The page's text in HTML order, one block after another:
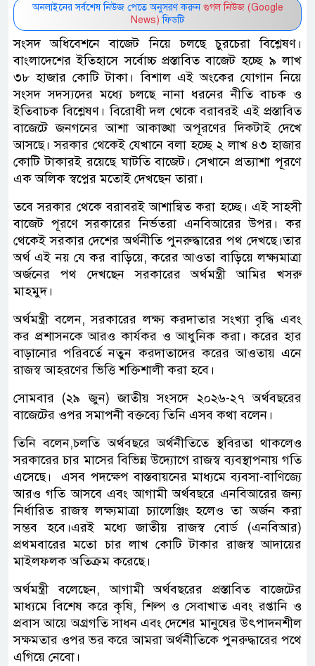
অনলাইনের সর্বশেষ নিউজ পেতে অনুসরণ করুন গুগল নিউজ (Google
News) ফিডটি
সংসদ অধিবেশনে বাজেট নিয়ে চলছে চুরচেরা বিশ্লেষণ।
বাংলাদেশের ইতিহাসে সর্বোচ্চ প্রস্তাবিত বাজেট হচ্ছে ৯ লাখ
৩৮ হাজার কোটি টাকা। বিশাল এই অংকের যোগান নিয়ে
সংসদ সদস্যদের মধ্যে চলছে নানা ধরনের নীতি বাচক ও
ইতিবাচক বিশ্লেষণ। বিরোধী দল থেকে বরাবরই এই প্রস্তাবিত
বাজেটে জনগনের আশা আকাঙ্খা অপূরণের দিকটাই দেখে
আসছে। সরকার থেকেই যেখানে বলা হচ্ছে ২ লাখ ৪৩ হাজার
কোটি টাকারই রয়েছে ঘাটতি বাজেট। সেখানে প্রত্যাশা পূরণে
এক অলিক স্বপ্নের মতোই দেখছেন তারা।
তবে সরকার থেকে বরাবরই আশান্বিত করা হচ্ছে। এই সাহসী
বাজেট পূরণে সরকারের নির্ভতরা এনবিআরের উপর। কর
থেকেই সরকার দেশের অর্থনীতি পুনরুদ্ধারের পথ দেখছে।তার
অর্থ এই নয় যে কর বাড়িয়ে, করের আওতা বাড়িয়ে লক্ষ্যমাত্রা
অর্জনের পথ দেখছেন সরকারের অর্থমন্ত্রী আমির খসরু
মাহমুদ।
অর্থমন্ত্রী বলেন, সরকারের লক্ষ্য করদাতার সংখ্যা বৃদ্ধি এবং
কর প্রশাসনকে আরও কার্যকর ও আধুনিক করা। করের হার
বাড়ানোর পরিবর্তে নতুন করদাতাদের করের আওতায় এনে
রাজস্ব আহরণের ভিত্তি শক্তিশালী করা হবে।
সোমবার (২৯ জুন) জাতীয় সংসদে ২০২৬-২৭ অর্থবছরের
বাজেটের ওপর সমাপনী বক্তব্যে তিনি এসব কথা বলেন।
তিনি বলেন,চলতি অর্থবছরে অর্থনীতিতে স্থবিরতা থাকলেও
সরকারের চার মাসের বিভিন্ন উদ্যোগে রাজস্ব ব্যবস্থাপনায় গতি
এসেছে। এসব পদক্ষেপ বাস্তবায়নের মাধ্যমে ব্যবসা-বাণিজ্যে
আরও গতি আসবে এবং আগামী অর্থবছরে এনবিআরের জন্য
নির্ধারিত রাজস্ব লক্ষ্যমাত্রা চ্যালেঞ্জিং হলেও তা অর্জন করা
সম্ভব হবে।এরই মধ্যে জাতীয় রাজস্ব বোর্ড (এনবিআর)
প্রথমবারের মতো চার লাখ কোটি টাকার রাজস্ব আদায়ের
মাইলফলক অতিক্রম করেছে।
অর্থমন্ত্রী বলেছেন, আগামী অর্থবছরের প্রস্তাবিত বাজেটের
মাধ্যমে বিশেষ করে কৃষি, শিল্প ও সেবাখাত এবং রপ্তানি ও
প্রবাস আয়ে অগ্রগতি সাধন এবং দেশের মানুষের উৎপাদনশীল
সক্ষমতার ওপর ভর করে আমরা অর্থনীতিকে পুনরুদ্ধারের পথে
এগিয়ে নেবো।